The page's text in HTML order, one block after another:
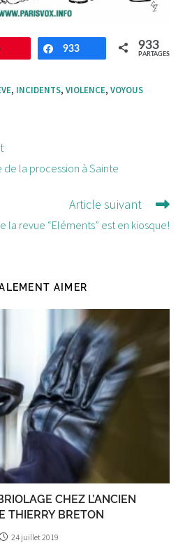
Enregistrer Partagez
933 933
PARTAGES
, INCIDENTS, VIOLENCE, VOYOUS
de la procession à Sainte
Article suivant
la revue “Eléments” est en kiosque!
AIMER
CHEZ L’ANCIEN
THIERRY BRETON
24 juillet 2019